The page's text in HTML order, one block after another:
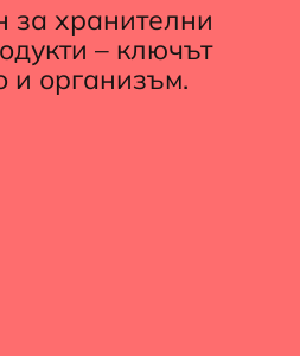
за хранителни
– ключът
и организъм.